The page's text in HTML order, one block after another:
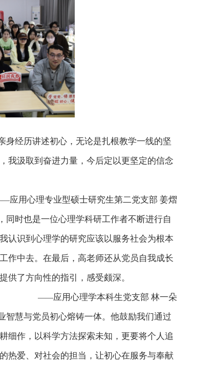
身经历讲述初心，无论是扎根教学一线的坚
我汲取到奋进力量，今后定以更坚定的信念
应用心理专业型硕士研究生第二党支部 姜熠
时也是一位心理学科研工作者不断进行自
认识到心理学的研究应该以服务社会为根本
作中去。在最后，高老师还从党员自我成长
供了方向性的指引，感受颇深。
——应用心理学本科生党支部 林一朵
智慧与党员初心熔铸一体。他鼓励我们通过
作，以科学方法探索未知，更要将个人追
热爱、对社会的担当，让初心在服务与奉献